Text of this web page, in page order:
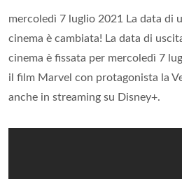
mercoledì 7 luglio 2021 La data di
cinema è cambiata! La data di
cinema è fissata per mercoledì 7
il film Marvel con protagonista la
anche in streaming su Disney+.